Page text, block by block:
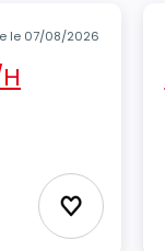
le 07/08/2026
Ajouter